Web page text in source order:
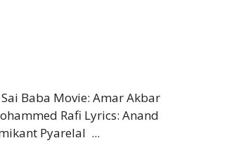
Baba Movie: Amar Akbar
Rafi Lyrics: Anand
Pyarelal ...